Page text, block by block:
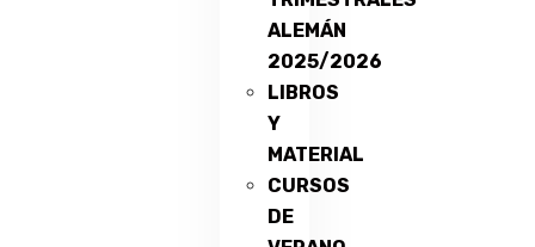
ALEMÁN
2025/2026
LIBROS
Y
MATERIAL
CURSOS
DE